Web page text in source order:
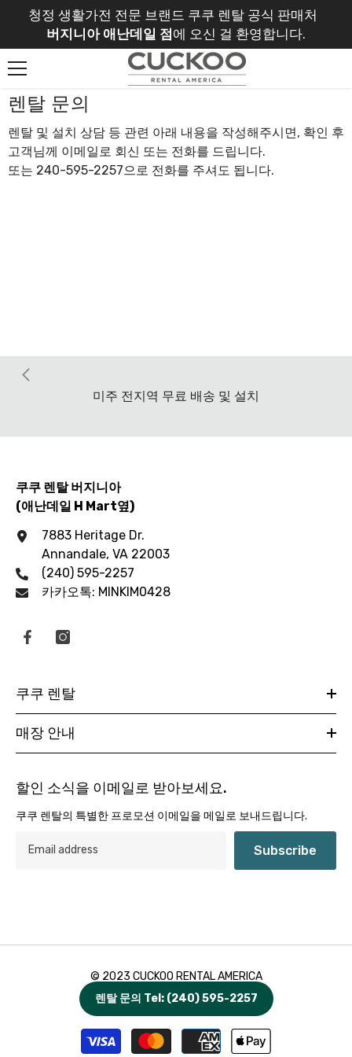
Skip To Content
청정 생활가전 전문 브랜드 쿠쿠 렌탈 공식 판매처
버지니아 애난데일 점에 오신 걸 환영합니다.
렌탈 문의
렌탈 및 설치 상담 등 관련 아래 내용을 작성해주시면, 확인 후
고객님께 이메일로 회신 또는 전화를 드립니다.
또는 240-595-2257으로 전화를 주셔도 됩니다.
미주 전지역 무료 배송 및 설치
쿠쿠 렌탈 버지니아
(애난데일 H Mart옆)
7883 Heritage Dr.
Annandale, VA 22003
(240) 595-2257
카카오톡: MINKIM0428
쿠쿠 렌탈
매장 안내
할인 소식을 이메일로 받아보세요.
쿠쿠 렌탈의 특별한 프로모션 이메일을 메일로 보내드립니다.
Subscribe
© 2023 CUCKOO RENTAL AMERICA
CUCKOO RENTAL Annandale
Payment
methods
렌탈 문의 Tel: (240) 595-2257